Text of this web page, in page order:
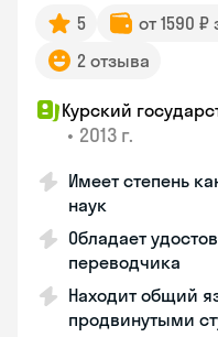
5 от 1590 ₽
2 отзыва
Курский
• 2013 г.
Имеет степень
наук
Обладает
переводчика
Находит общий
продвинутыми